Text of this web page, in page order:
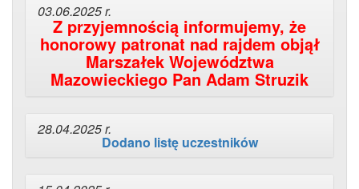
03.06.2025 r.
Z przyjemnością informujemy, że
honorowy patronat nad rajdem objął
Marszałek Województwa
Mazowieckiego Pan Adam Struzik
28.04.2025 r.
Dodano listę uczestników